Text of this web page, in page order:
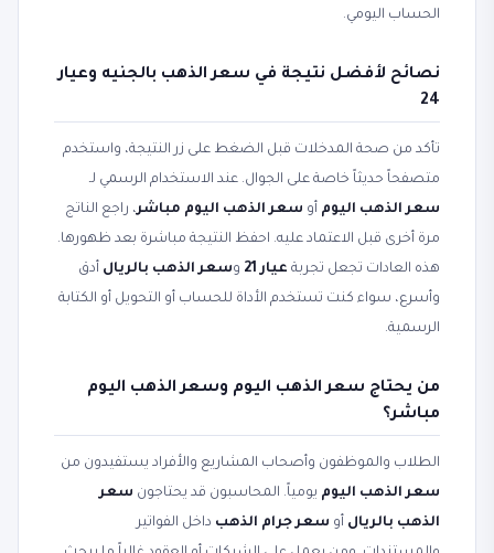
الحساب اليومي.
نصائح لأفضل نتيجة في سعر الذهب بالجنيه وعيار
24
تأكد من صحة المدخلات قبل الضغط على زر النتيجة، واستخدم
متصفحاً حديثاً خاصة على الجوال. عند الاستخدام الرسمي لـ
سعر الذهب اليوم أو سعر الذهب اليوم مباشر، راجع الناتج
مرة أخرى قبل الاعتماد عليه. احفظ النتيجة مباشرة بعد ظهورها.
هذه العادات تجعل تجربة عيار 21 وسعر الذهب بالريال أدق
وأسرع، سواء كنت تستخدم الأداة للحساب أو التحويل أو الكتابة
الرسمية.
من يحتاج سعر الذهب اليوم وسعر الذهب اليوم
مباشر؟
الطلاب والموظفون وأصحاب المشاريع والأفراد يستفيدون من
سعر الذهب اليوم يومياً. المحاسبون قد يحتاجون سعر
الذهب بالريال أو سعر جرام الذهب داخل الفواتير